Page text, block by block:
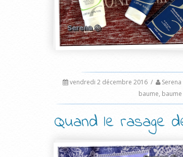
vendredi 2 décembre 2016 / Serena
baume,
Quand le rasage